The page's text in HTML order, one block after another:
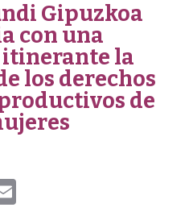
Gipuzkoa
con una
la
los derechos
de
Email